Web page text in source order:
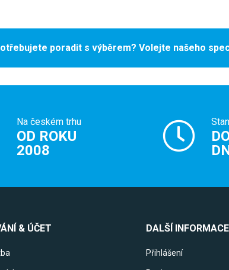
poradit s výběrem? Volejte našeho
Na českém trhu
OD ROKU
2008
& ÚČET DALŠÍ INFORMACE
Přihlášení